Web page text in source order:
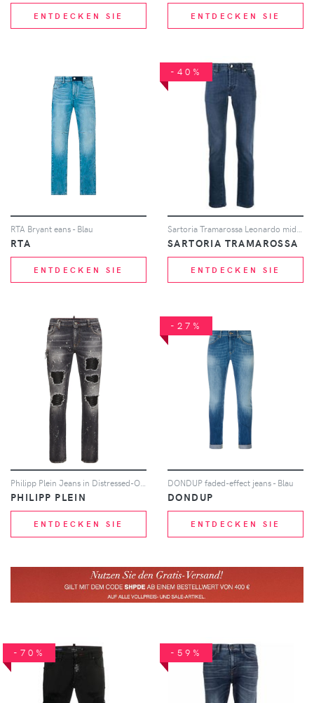
ENTDECKEN SIE ENTDECKEN SIE
RTA Bryant eans - Blau
RTA
ENTDECKEN SIE
-40%
SARTORIA TRAMAROSSA
ENTDECKEN SIE
Philipp Plein Jeans in Distressed-Optik - Grau
PHILIPP PLEIN
ENTDECKEN SIE
-27%
DONDUP faded-effect jeans - Blau
DONDUP
ENTDECKEN SIE
-70% -59%